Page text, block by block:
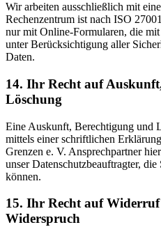
Wir arbeiten ausschließlich mit
Rechenzentrum ist nach ISO
nur mit Online-Formularen, die
unter Berücksichtigung aller
Daten.
14. Ihr Recht auf
Löschung
Eine Auskunft, Berechtigung und
mittels einer schriftlichen
Grenzen e. V. Ansprechpartner
unser Datenschutzbeauftragter, die
können.
15. Ihr Recht auf
Widerspruch